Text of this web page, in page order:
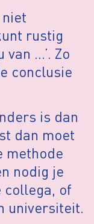
rustig
van …’. Zo
conclusie
is dan
dan moet
methode
nodig je
collega, of
universiteit.